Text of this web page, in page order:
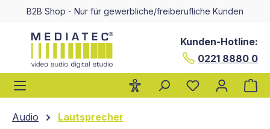
springen
B2B Shop - Nur für gewerbliche/freiberufliche Kunden
Kunden-Hotline:
0221 8880 0
Audio Lautsprecher